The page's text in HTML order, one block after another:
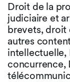
Droit de la
judiciaire et
brevets, droit
autres
intellectuelle,
concurrence,